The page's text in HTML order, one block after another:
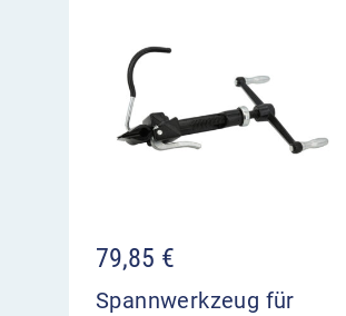
79,85 €
Spannwerkzeug für